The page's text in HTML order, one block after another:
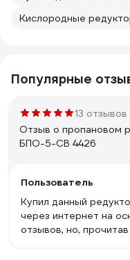
Кислородные
Популярные
13 отзывов
Отзыв о пропановом
БПО-5-СВ 4426
Пользователь
Купил данный
через интернет на
отзывов, но,